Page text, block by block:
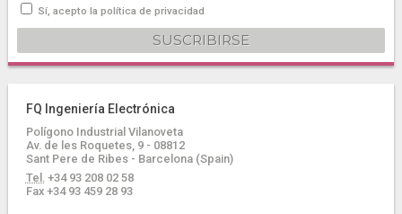
Sí, acepto la política de privacidad
FQ Ingeniería Electrónica
Polígono Industrial Vilanoveta
Av. de les Roquetes, 9 - 08812
Sant Pere de Ribes - Barcelona (Spain)
Tel. +34 93 208 02 58
Fax +34 93 459 28 93